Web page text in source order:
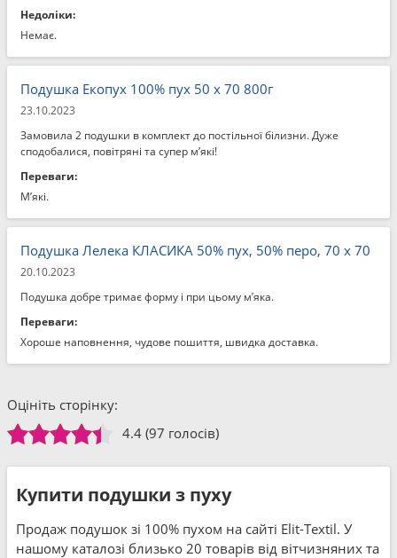
Недоліки:
Немає.
Подушка Екопух 100% пух 50 x 70 800г
23.10.2023
Замовила 2 подушки в комплект до постільної білизни. Дуже
сподобалися, повітряні та супер м’які!
Переваги:
М’які.
Подушка Лелека КЛАСИКА 50% пух, 50% перо, 70 x 70
20.10.2023
Подушка добре тримає форму і при цьому м’яка.
Переваги:
Хороше наповнення, чудове пошиття, швидка доставка.
Оцініть сторінку:
4.4 (97 голосів)
Купити подушки з пуху
Продаж подушок зі 100% пухом на сайті Elit-Textil. У
нашому каталозі близько 20 товарів від вітчизняних та